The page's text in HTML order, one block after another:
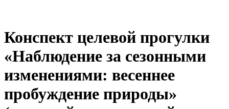
Конспект целевой прогулки
«Наблюдение за сезонными
изменениями: весеннее
пробуждение природы»